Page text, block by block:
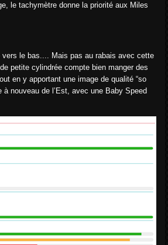
le tachymètre donne la priorité aux Miles
vers le bas.... Mais pas au rabais avec cette
petite cylindrée compte bien manger des
en y apportant une image de qualité “so
à nouveau de l’Est, avec une Baby Speed